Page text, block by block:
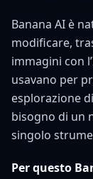
Banana AI è
modificare,
immagini con
usavano per
esplorazione
bisogno di un
singolo
Per questo